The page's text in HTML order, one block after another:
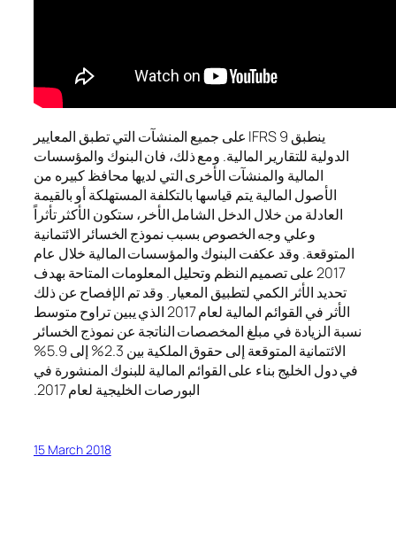
ينطبق IFRS 9 على جميع المنشآت التي تطبق المعايير
الدولية للتقارير المالية. ومع ذلك، فان البنوك والمؤسسات
المالية والمنشآت الأخرى التي لديها محافظ كبيره من
الأصول المالية يتم قياسها بالتكلفة المستهلكة أو بالقيمة
العادلة من خلال الدخل الشامل الأخر، ستكون الأكثر تأثراً
وعلي وجه الخصوص بسبب نموذج الخسائر الائتمانية
المتوقعة. وقد عكفت البنوك والمؤسسات المالية خلال عام
2017 على تصميم النظم وتحليل المعلومات المتاحة بهدف
تحديد الأثر الكمي لتطبيق المعيار. وقد تم الإفصاح عن ذلك
الأثر في القوائم المالية لعام 2017 الذي يبين تراوح متوسط
نسبة الزيادة في مبلغ المخصصات الناتجة عن نموذج الخسائر
الائتمانية المتوقعة إلى حقوق الملكية بين 2.3% إلى 5.9%
في دول الخليج بناء على القوائم المالية للبنوك المنشورة في
البورصات الخليجية لعام 2017.
15 March 2018